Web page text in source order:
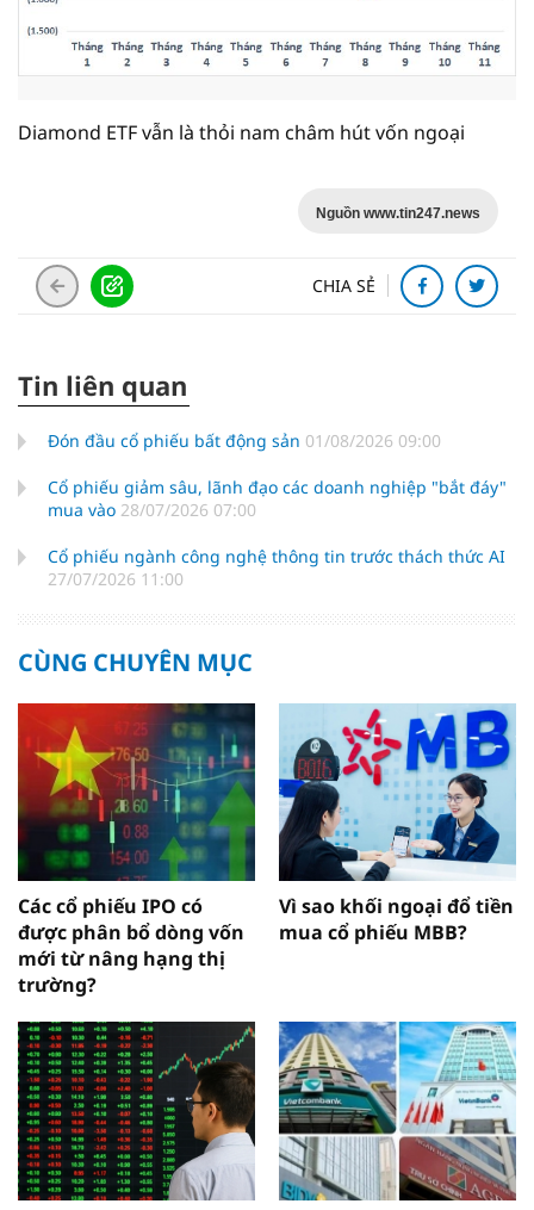
Diamond ETF vẫn là thỏi nam châm hút vốn ngoại
Nguồn www.tin247.news
CHIA SẺ
Tin liên quan
Đón đầu cổ phiếu bất động sản 01/08/2026 09:00
Cổ phiếu giảm sâu, lãnh đạo các doanh nghiệp "bắt đáy"
mua vào 28/07/2026 07:00
Cổ phiếu ngành công nghệ thông tin trước thách thức AI
27/07/2026 11:00
CÙNG CHUYÊN MỤC
Các cổ phiếu IPO có
được phân bổ dòng vốn
mới từ nâng hạng thị
trường?
Vì sao khối ngoại đổ tiền
mua cổ phiếu MBB?